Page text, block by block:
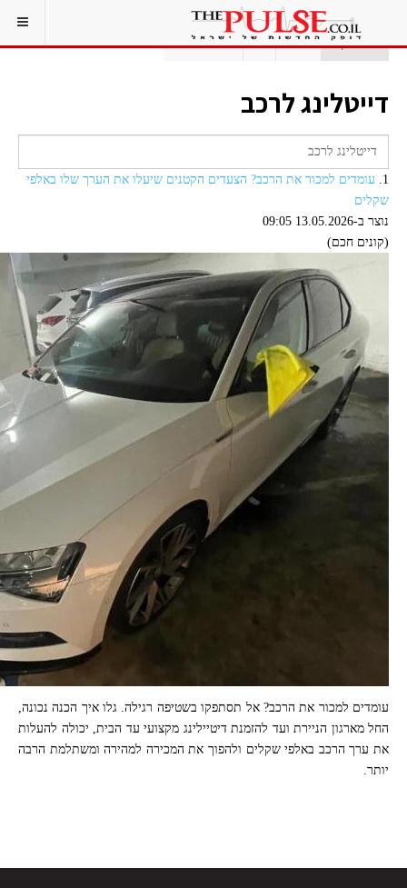
אתם כאן: ראשי תג דייטלינג לרכב
דייטלינג לרכב
1.
עומדים למכור את הרכב? הצעדים הקטנים שיעלו את הערך שלו באלפי
שקלים
נוצר ב-13.05.2026 09:05
(קונים חכם)
עומדים למכור את הרכב? אל תסתפקו בשטיפה רגילה. גלו איך הכנה נכונה,
החל מארגון הניירת ועד להזמנת דיטיילינג מקצועי עד הבית, יכולה להעלות
את ערך הרכב באלפי שקלים ולהפוך את המכירה למהירה ומשתלמת הרבה
יותר.